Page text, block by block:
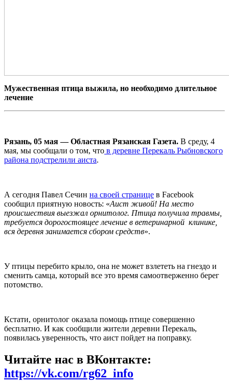
Мужественная птица выжила, но необходимо длительное
лечение
Рязань, 05 мая — Областная Рязанская Газета. В среду, 4
мая, мы сообщали о том, что в деревне Перекаль Рыбновского
района подстрелили аиста.
А сегодня Павел Сечин на своей странице в Facebook
сообщил приятную новость: «Аист живой! На место
происшествия выезжал орнитолог. Птица получила травмы,
требуется дорогостоящее лечение в ветеринарной клинике,
вся деревня занимается сбором средств».
У птицы перебито крыло, она не может взлететь на гнездо и
сменить самца, который все это время самоотверженно берег
потомство.
Кстати, орнитолог оказала помощь птице совершенно
бесплатно. И как сообщили жители деревни Перекаль,
появилась уверенность, что аист пойдет на поправку.
Читайте нас в ВКонтакте:
https://vk.com/rg62_info